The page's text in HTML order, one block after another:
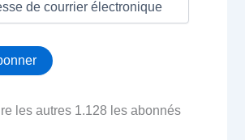
les autres 1.128 les abonnés